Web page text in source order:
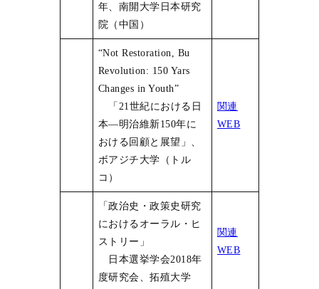
年、南開大学日本研究
院（中国）
“Not Restoration, Bu
Revolution: 150 Yars
Changes in Youth”
「21世紀における日
本―明治維新150年に
おける回顧と展望」、
ボアジチ大学（トル
コ）
関連
WEB
「政治史・政策史研究
におけるオーラル・ヒ
ストリー」
日本選挙学会2018年
度研究会、拓殖大学
関連
WEB